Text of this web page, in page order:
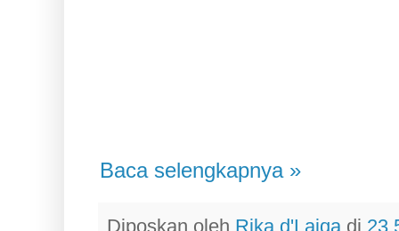
Baca selengkapnya »
Diposkan oleh Rika d'Laiqa di